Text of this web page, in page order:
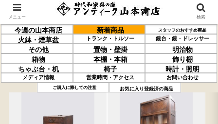
今週の山本商店 新着商品 スタッフのおすすめ商品
火鉢・煙草盆 トランク・トルソー 鏡台・鏡・ドレッサー
その他 置物・壁掛
明治物
箱物
本棚・本箱
飾り棚
ちゃぶ台・机
椅子 時計・照明
メディア情報 営業時間・アクセス お問い合わせ
ご購入に際しての注意 お気に入り登録済の商品
過去の取り扱い商品(3月27日分) 売約済の商品を非表示にする
メニュー 検索